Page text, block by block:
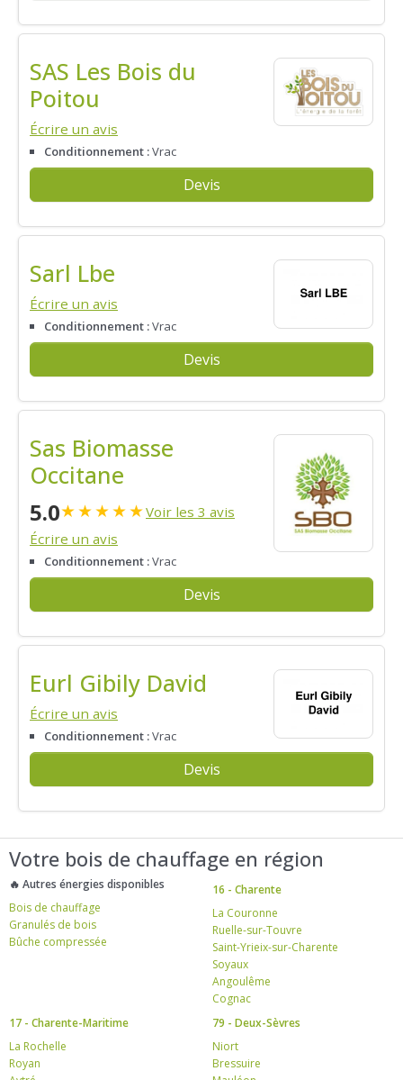
SAS Les Bois du
Poitou
Écrire un avis
Conditionnement :Vrac
Devis
Sarl Lbe
Écrire un avis
Conditionnement :Vrac
Devis
Sas Biomasse
Occitane
5.0★★★★★Voir les 3 avis
Écrire un avis
Conditionnement :Vrac
Devis
Eurl Gibily David
Écrire un avis
Conditionnement :Vrac
Devis
Votre bois de chauffage en région
🔥 Autres énergies disponibles
Bois de chauffage
Granulés de bois
Bûche compressée
16 - Charente
La Couronne
Ruelle-sur-Touvre
Saint-Yrieix-sur-Charente
Soyaux
Angoulême
Cognac
17 - Charente-Maritime
La Rochelle
Royan
79 - Deux-Sèvres
Niort
Bressuire